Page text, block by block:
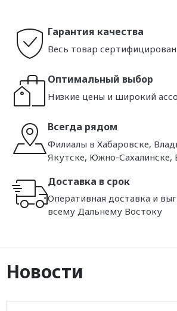
Гарантия качества
Весь товар сертифицирован
Оптимальный выбор
Низкие цены и широкий
Всегда рядом
Филиалы в Хабаровске,
Якутске, Южно-Сахалинске,
Доставка в срок
Оперативная доставка и
всему Дальнему Востоку
Новости